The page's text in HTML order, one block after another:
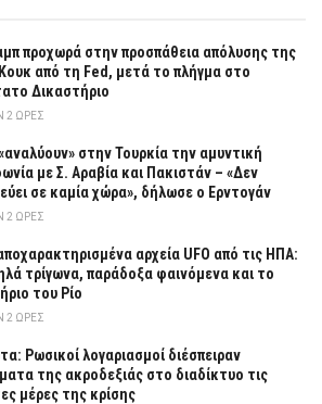
προχωρά στην προσπάθεια απόλυσης της
από τη Fed, μετά το πλήγμα στο
Δικαστήριο
2 ΏΡΕΣ
στην Τουρκία την αμυντική
με Σ. Αραβία και Πακιστάν – «Δεν
σε καμία χώρα», δήλωσε ο Ερντογάν
2 ΏΡΕΣ
αρχεία UFO από τις ΗΠΑ:
τρίγωνα, παράδοξα φαινόμενα και το
του Ρίο
2 ΏΡΕΣ
Ρωσικοί λογαριασμοί διέσπειραν
της ακροδεξιάς στο διαδίκτυο τις
μέρες της κρίσης